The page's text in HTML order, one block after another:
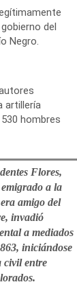
del
Negro.
artillería
hombres
Flores,
a la
amigo del
invadió
a mediados
iniciándose
civil entre